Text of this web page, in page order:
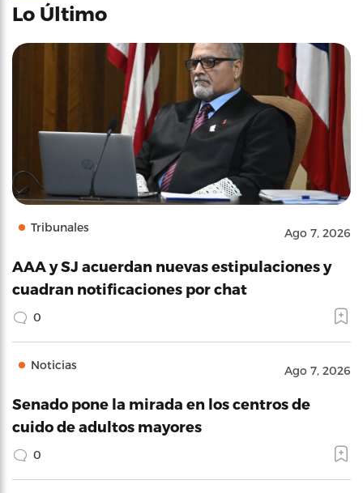
Lo Último
Tribunales Ago 7, 2026
AAA y SJ acuerdan nuevas estipulaciones y
cuadran notificaciones por chat
0
Noticias Ago 7, 2026
Senado pone la mirada en los centros de
cuido de adultos mayores
0